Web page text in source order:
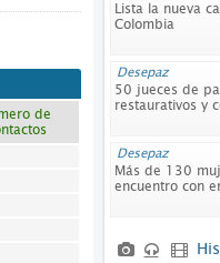
de
Lista la nueva
Colombia
Desepaz
50 jueces de
restaurativos y
Desepaz
Más de 130
encuentro con